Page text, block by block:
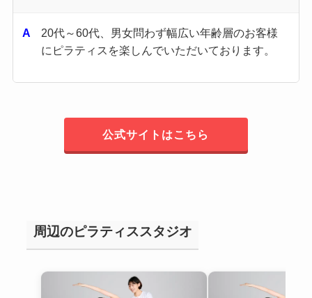
20代～60代、男女問わず幅広い年齢層のお客様
にピラティスを楽しんでいただいております。
公式サイトはこちら
周辺のピラティススタジオ